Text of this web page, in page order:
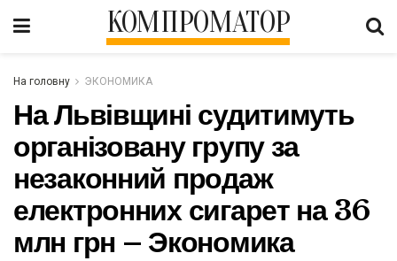
КОМПРОМАТОР
На головну ЭКОНОМИКА
На Львівщині судитимуть
організовану групу за
незаконний продаж
електронних сигарет на 36
млн грн – Экономика